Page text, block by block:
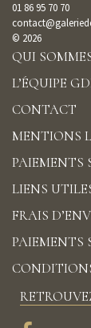
01 86 95 70 70
© 2026
QUI
L’ÉQUIPE
CONTACT
MENTIONS
PAIEMENTS
LIENS
FRAIS
PAIEMENTS